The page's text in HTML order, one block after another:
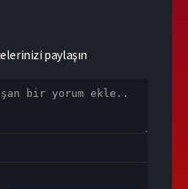
paylaşın